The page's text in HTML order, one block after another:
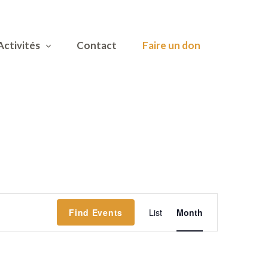
Contact Faire un don
Find Events
Event
Views
List Month